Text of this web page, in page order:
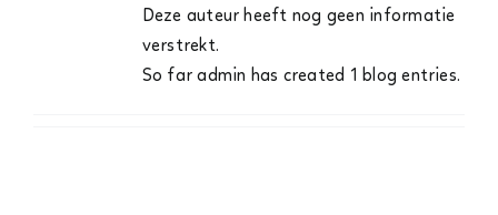
Workshops
Deze auteur heeft nog geen informatie
verstrekt.
So far admin has created 1 blog entries.